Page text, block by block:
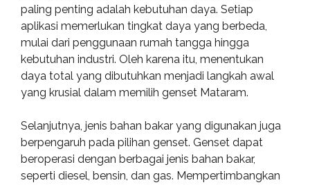
paling penting adalah kebutuhan daya. Setiap
aplikasi memerlukan tingkat daya yang berbeda,
mulai dari penggunaan rumah tangga hingga
kebutuhan industri. Oleh karena itu, menentukan
daya total yang dibutuhkan menjadi langkah awal
yang krusial dalam memilih genset Mataram.
Selanjutnya, jenis bahan bakar yang digunakan juga
berpengaruh pada pilihan genset. Genset dapat
beroperasi dengan berbagai jenis bahan bakar,
seperti diesel, bensin, dan gas. Mempertimbangkan